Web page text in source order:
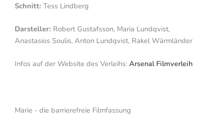
Schnitt: Tess Lindberg
Darsteller: Robert Gustafsson, Maria Lundqvist,
Anastasios Soulis, Anton Lundqvist, Rakel Wärmländer
Infos auf der Website des Verleihs: Arsenal Filmverleih
Marie - die barrierefreie Filmfassung